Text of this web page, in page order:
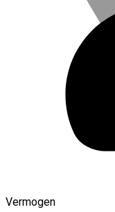
Vermogen